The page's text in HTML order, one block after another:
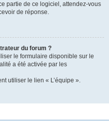
partie de ce logiciel, attendez-vous
de réponse.
du forum ?
le formulaire disponible sur le
a été activée par les
utiliser le lien « L’équipe ».